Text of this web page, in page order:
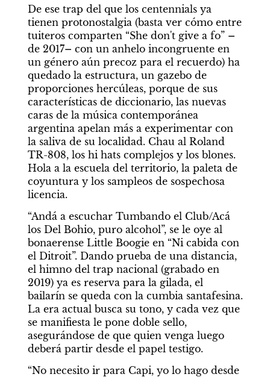
De ese trap del que los centennials ya
tienen protonostalgia (basta ver cómo entre
tuiteros comparten “She don't give a fo” –
de 2017– con un anhelo incongruente en
un género aún precoz para el recuerdo) ha
quedado la estructura, un gazebo de
proporciones hercúleas, porque de sus
características de diccionario, las nuevas
caras de la música contemporánea
argentina apelan más a experimentar con
la saliva de su localidad. Chau al Roland
TR-808, los hi hats complejos y los blones.
Hola a la escuela del territorio, la paleta de
coyuntura y los sampleos de sospechosa
licencia.
“Andá a escuchar Tumbando el Club/Acá
los Del Bohio, puro alcohol”, se le oye al
bonaerense Little Boogie en “Ni cabida con
el Ditroit”. Dando prueba de una distancia,
el himno del trap nacional (grabado en
2019) ya es reserva para la gilada, el
bailarín se queda con la cumbia santafesina.
La era actual busca su tono, y cada vez que
se manifiesta le pone doble sello,
asegurándose de que quien venga luego
deberá partir desde el papel testigo.
“No necesito ir para Capi, yo lo hago desde